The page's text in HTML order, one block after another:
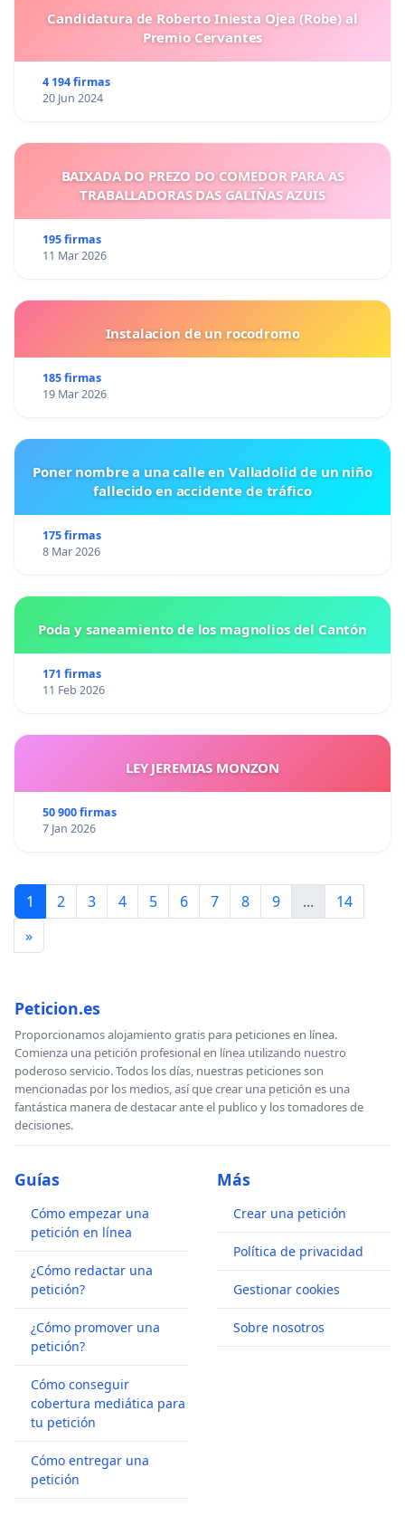
Candidatura de Roberto Iniesta Ojea (Robe) al
Premio Cervantes
4 194 firmas
20 Jun 2024
BAIXADA DO PREZO DO COMEDOR PARA AS
TRABALLADORAS DAS GALIÑAS AZUIS
195 firmas
11 Mar 2026
Instalacion de un rocodromo
185 firmas
19 Mar 2026
Poner nombre a una calle en Valladolid de un niño
fallecido en accidente de tráfico
175 firmas
8 Mar 2026
Poda y saneamiento de los magnolios del Cantón
171 firmas
11 Feb 2026
LEY JEREMIAS MONZON
50 900 firmas
7 Jan 2026
1 2 3 4 5 6 7 8 9 ...
14
»
Peticion.es
Proporcionamos alojamiento gratis para peticiones en línea.
Comienza una petición profesional en línea utilizando nuestro
poderoso servicio. Todos los días, nuestras peticiones son
mencionadas por los medios, así que crear una petición es una
fantástica manera de destacar ante el publico y los tomadores de
decisiones.
Guías
Cómo empezar una
petición en línea
¿Cómo redactar una
petición?
¿Cómo promover una
petición?
Cómo conseguir
cobertura mediática para
tu petición
Cómo entregar una
petición
Más
Crear una petición
Política de privacidad
Gestionar cookies
Sobre nosotros